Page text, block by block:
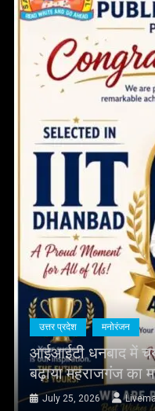
आदर्श कुमार ने